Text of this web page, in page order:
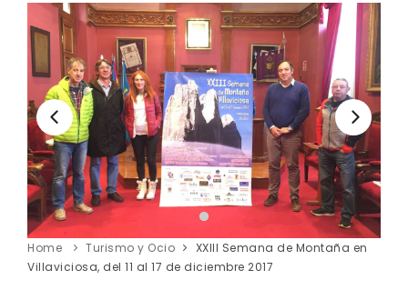
Home Turismo y Ocio
XXIII Semana de Montaña en
Villaviciosa, del 11 al 17 de diciembre 2017